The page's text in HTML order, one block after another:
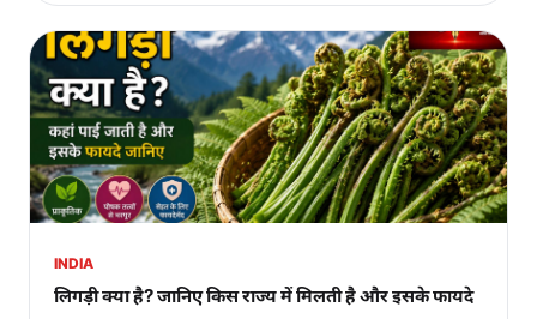
INDIA
लिगड़ी क्या है? जानिए किस राज्य में मिलती है और इसके फायदे